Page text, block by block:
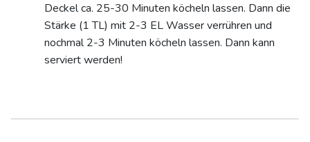
Deckel ca. 25-30 Minuten köcheln lassen. Dann die
Stärke (1 TL) mit 2-3 EL Wasser verrühren und
nochmal 2-3 Minuten köcheln lassen. Dann kann
serviert werden!